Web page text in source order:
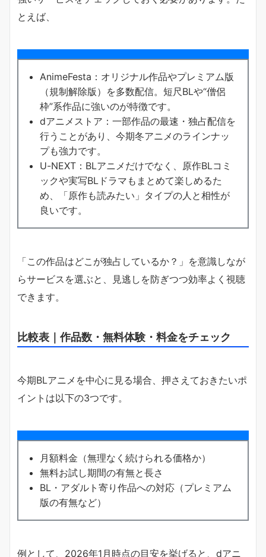
とえば、
AnimeFesta：オリジナル作品やプレミアム版
（規制解除版）を多数配信。短尺BLや“僧侶
枠”系作品に強いのが特徴です。
dアニメストア：一部作品の最速・独占配信を
行うことがあり、今期冬アニメのラインナッ
プも強力です。
U-NEXT：BLアニメだけでなく、原作BLコミ
ックや実写BLドラマもまとめて楽しめるた
め、「原作も読みたい」タイプの人と相性が
良いです。
「この作品はどこが独占しているか？」を意識しなが
らサービスを選ぶと、見逃しを防ぎつつ効率よく視聴
できます。
比較表｜作品数・無料体験・料金をチェック
今期BLアニメを中心に見る場合、押さえておきたいポ
イントは以下の3つです。
月額料金（無理なく続けられる価格か）
無料お試し期間の有無と長さ
BL・アダルト寄り作品への対応（プレミアム
版の有無など）
例として、2026年1月時点の目安を挙げると、dアニ